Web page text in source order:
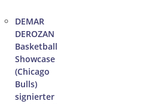
DEMAR
DEROZAN
Basketball
Showcase
(Chicago
Bulls)
signierter